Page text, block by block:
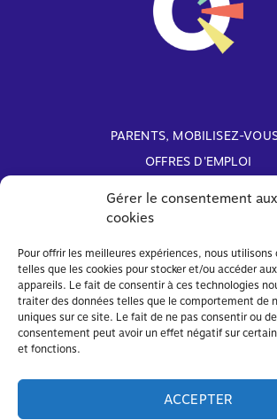
Gérer le consentement aux
cookies
Pour offrir les meilleures expériences, nous utilisons
telles que les cookies pour stocker et/ou accéder
appareils. Le fait de consentir à ces technologies
traiter des données telles que le comportement de
uniques sur ce site. Le fait de ne pas consentir ou
consentement peut avoir un effet négatif sur
et fonctions.
ACCEPTER
PARENTS, MOBILISEZ-
OFFRES D'EMPLOI
Avec le soutien de